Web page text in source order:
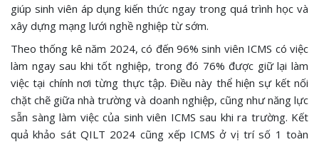
giúp sinh viên áp dụng kiến thức ngay trong quá trình học và
xây dựng mạng lưới nghề nghiệp từ sớm.
Theo thống kê năm 2024, có đến 96% sinh viên ICMS có việc
làm ngay sau khi tốt nghiệp, trong đó 76% được giữ lại làm
việc tại chính nơi từng thực tập. Điều này thể hiện sự kết nối
chặt chẽ giữa nhà trường và doanh nghiệp, cũng như năng lực
sẵn sàng làm việc của sinh viên ICMS sau khi ra trường. Kết
quả khảo sát QILT 2024 cũng xếp ICMS ở vị trí số 1 toàn